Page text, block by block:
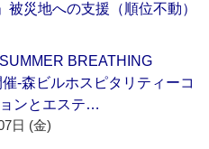
災地への支援（順位不動）
SUMMER BREATHING
‐森ビルホスピタリティーコ
ンとエステ…
日 (金)